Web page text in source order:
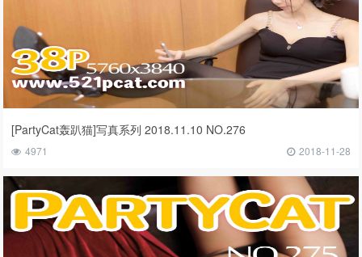
[PartyCat轰趴猫]写真系列 2018.11.10 NO.276
4971 2018-11-28